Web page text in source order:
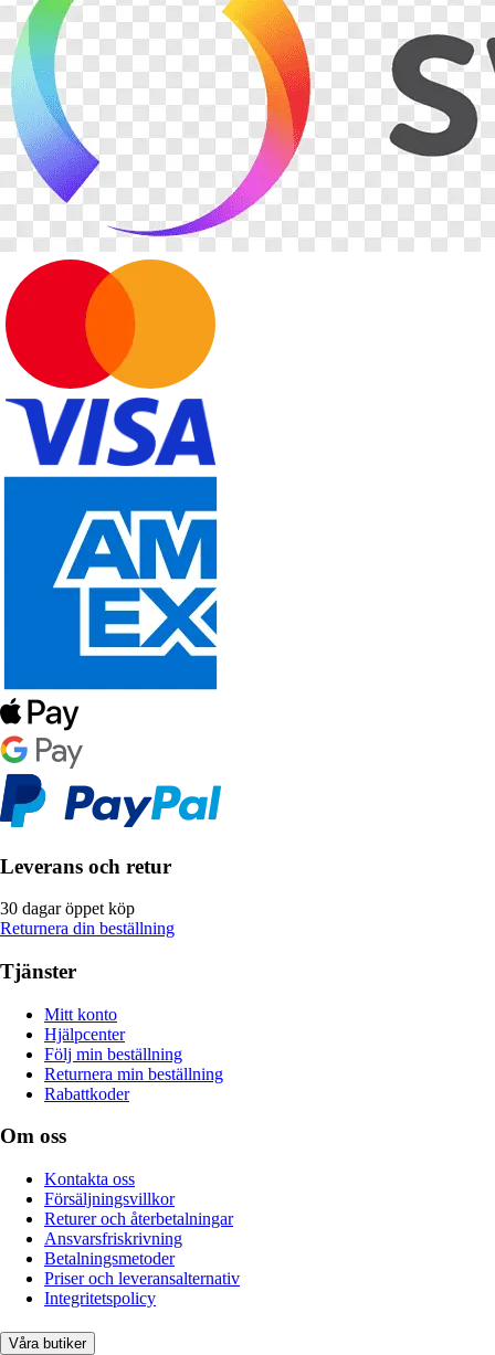
Leverans och retur
30 dagar öppet köp
Returnera din beställning
Tjänster
Mitt konto
Hjälpcenter
Följ min beställning
Returnera min beställning
Rabattkoder
Om oss
Kontakta oss
Försäljningsvillkor
Returer och återbetalningar
Ansvarsfriskrivning
Betalningsmetoder
Priser och leveransalternativ
Integritetspolicy
Våra butiker